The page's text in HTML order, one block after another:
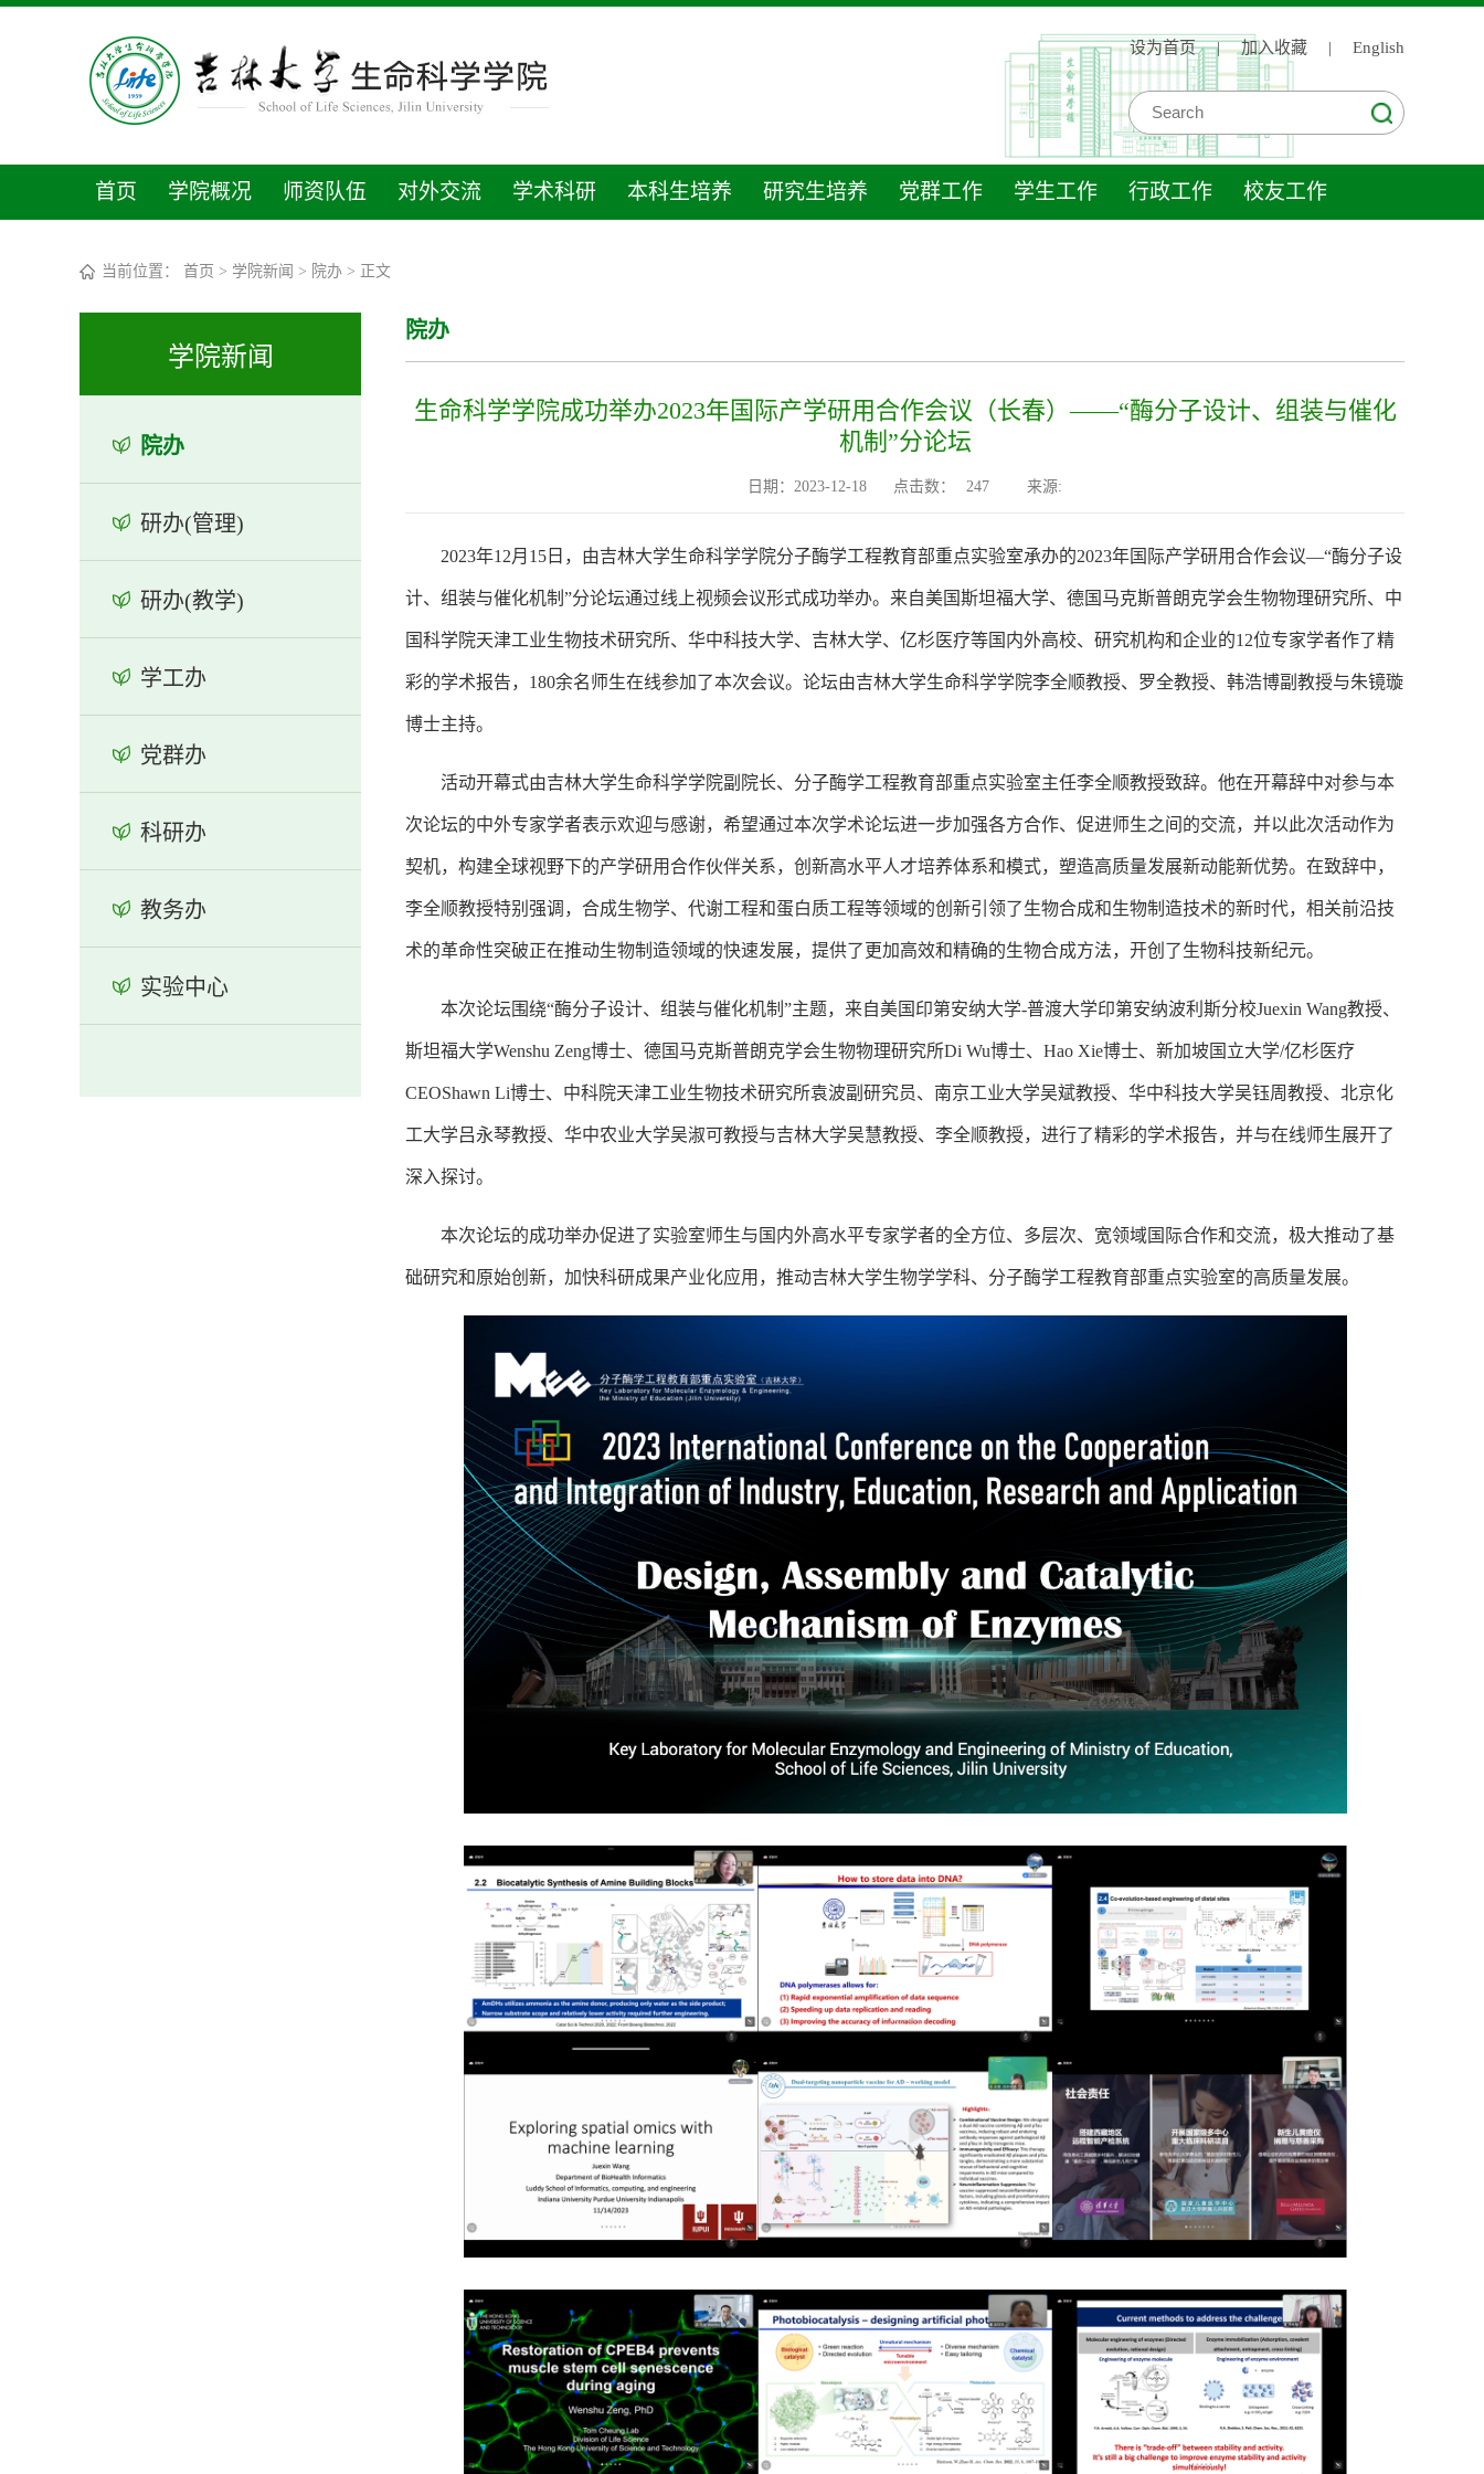
设为首页 | 加入收藏 | English
首页 学院概况 师资队伍 对外交流 学术科研 本科生培养 研究生培养 党群工作 学生工作 行政工作 校友工作
当前位置： 首页 > 学院新闻 > 院办 > 正文
学院新闻
院办
研办(管理)
研办(教学)
学工办
党群办
科研办
教务办
实验中心
院办
生命科学学院成功举办2023年国际产学研用合作会议（长春）——“酶分子设计、组装与催化
机制”分论坛
日期：2023-12-18 点击数： 247 来源:
2023年12月15日，由吉林大学生命科学学院分子酶学工程教育部重点实验室承办的2023年国际产学研用合作会议—“酶分子设
计、组装与催化机制”分论坛通过线上视频会议形式成功举办。来自美国斯坦福大学、德国马克斯普朗克学会生物物理研究所、中
国科学院天津工业生物技术研究所、华中科技大学、吉林大学、亿杉医疗等国内外高校、研究机构和企业的12位专家学者作了精
彩的学术报告，180余名师生在线参加了本次会议。论坛由吉林大学生命科学学院李全顺教授、罗全教授、韩浩博副教授与朱镜璇
博士主持。
活动开幕式由吉林大学生命科学学院副院长、分子酶学工程教育部重点实验室主任李全顺教授致辞。他在开幕辞中对参与本
次论坛的中外专家学者表示欢迎与感谢，希望通过本次学术论坛进一步加强各方合作、促进师生之间的交流，并以此次活动作为
契机，构建全球视野下的产学研用合作伙伴关系，创新高水平人才培养体系和模式，塑造高质量发展新动能新优势。在致辞中，
李全顺教授特别强调，合成生物学、代谢工程和蛋白质工程等领域的创新引领了生物合成和生物制造技术的新时代，相关前沿技
术的革命性突破正在推动生物制造领域的快速发展，提供了更加高效和精确的生物合成方法，开创了生物科技新纪元。
本次论坛围绕“酶分子设计、组装与催化机制”主题，来自美国印第安纳大学-普渡大学印第安纳波利斯分校Juexin Wang教授、
斯坦福大学Wenshu Zeng博士、德国马克斯普朗克学会生物物理研究所Di Wu博士、Hao Xie博士、新加坡国立大学/亿杉医疗
CEOShawn Li博士、中科院天津工业生物技术研究所袁波副研究员、南京工业大学吴斌教授、华中科技大学吴钰周教授、北京化
工大学吕永琴教授、华中农业大学吴淑可教授与吉林大学吴慧教授、李全顺教授，进行了精彩的学术报告，并与在线师生展开了
深入探讨。
本次论坛的成功举办促进了实验室师生与国内外高水平专家学者的全方位、多层次、宽领域国际合作和交流，极大推动了基
础研究和原始创新，加快科研成果产业化应用，推动吉林大学生物学学科、分子酶学工程教育部重点实验室的高质量发展。